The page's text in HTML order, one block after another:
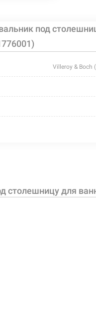
под
Villeroy & Boch
столешницу для